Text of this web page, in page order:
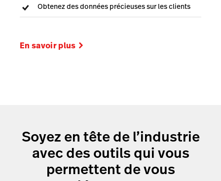
Obtenez des données précieuses sur les clients
En savoir plus
Soyez en tête de l’industrie
avec des outils qui vous
permettent de vous